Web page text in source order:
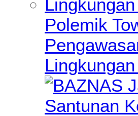
Polemik